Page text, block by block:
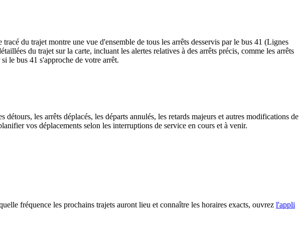
du trajet montre une vue d'ensemble de tous les arrêts desservis par le bus 41 (Lignes
du trajet sur la carte, incluant les alertes relatives à des arrêts précis, comme les arrêts
le bus 41 s'approche de votre arrêt.
les arrêts déplacés, les départs annulés, les retards majeurs et autres modifications de
vos déplacements selon les interruptions de service en cours et à venir.
fréquence les prochains trajets auront lieu et connaître les horaires exacts, ouvrez l'appli